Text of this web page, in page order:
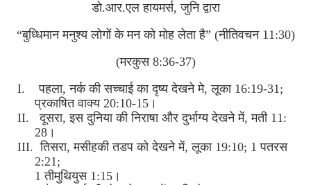
डो.आर.एल हायमर्स, जुनि द्वारा
“बुध्धिमान मनुश्य लोगों के मन को मोह लेता है” (नीतिवचन 11:30)
(मरकुस 8:36-37)
I. पहला, नर्क की सच्चाई का दृष्य देखने मे, लूका 16:19-31;
प्रकाषित वाक्य 20:10-15।
II. दूसरा, इस दुनिया की निराषा और दुर्भाग्य देखने में, मती 11:
28।
III. तिसरा, मसीहकी तडप को देखने में, लूका 19:10; 1 पतरस
2:21;
1 तीमुथियुस 1:15।